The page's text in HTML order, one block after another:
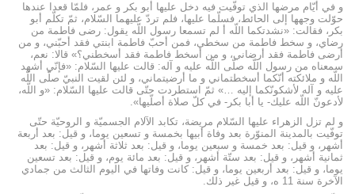
و في أيّام مرضها الذي توفّيت فيه دخل عليها أبو بكر و عمر، فلمّا قعدا عندها
حوّلت وجهها إلى الحائط، فسلّما عليها، فلم تردّ عليهما السّلام، ثمّ تكلّم أبو
بكر، فقالت: «نشدتكما اللّه أ لم تسمعا رسول اللّه يقول: رضى فاطمة من
رضاي، و سخط فاطمة من سخطي، فمن أحبّ فاطمة ابنتي فقد أحبّني، و من
أرضى فاطمة فقد أرضاني، و من أسخط فاطمة فقد أسخطني؟» قالا: نعم،
سمعناه من رسول اللّه صلّى اللّه عليه و آله: قالت عليها السّلام: «فإنّي أشهد
اللّه و ملائكته أنّكما أسخطتماني و ما أرضيتماني، و لئن لقيت النبيّ صلّى اللّه
عليه و آله لأشكونّكما إليه …» ثمّ استطردت حتّى قالت عليها السّلام: «و اللّه،
لأدعونّ اللّه عليك- يا أبا بكر- في كلّ صلاة أصلّيها».
و لم تزل الزهراء عليها السّلام مريضة، تكابد الآلام الجسميّة و الروحيّة حتّى
توفّيت بالمدينة المنوّرة بعد وفاة أبيها بخمسة و تسعين يوما، و قيل: بعد أربعة
أشهر، و قيل: بعد خمسة و سبعين يوما، و قيل: بعد ثلاثة أشهر، و قيل: بعد
ثمانية أشهر، و قيل: بعد ستّة أشهر، و قيل: بعد مائة يوم، و قيل: بعد تسعين
يوما، و قيل: بعد أربعين يوما، و قيل: كانت وفاتها في اليوم الثالث من جمادي
الآخرة سنة 11 ه، و قيل غير ذلك.